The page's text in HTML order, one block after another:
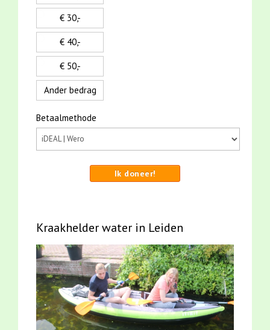
€ 30,-
€ 40,-
€ 50,-
Ander bedrag
Betaalmethode
Ik doneer!
Kraakhelder water in Leiden